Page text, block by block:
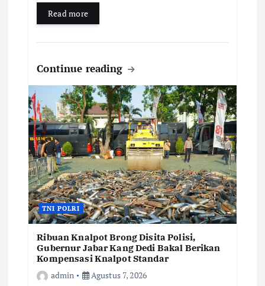
Read more
Continue reading
TNI POLRI
Ribuan Knalpot Brong Disita Polisi,
Gubernur Jabar Kang Dedi Bakal Berikan
Kompensasi Knalpot Standar
admin
Agustus 7, 2026